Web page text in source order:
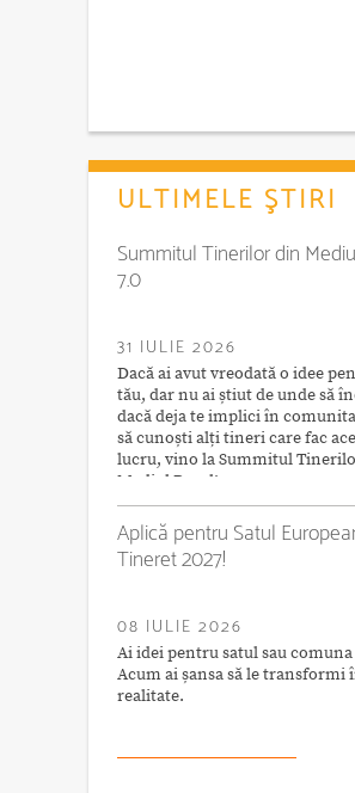
ULTIMELE ŞTIRI
Summitul Tinerilor din
7.0
31 IULIE 2026
Dacă ai avut vreodată o idee
tău, dar nu ai știut de unde să
dacă deja te implici în
să cunoști alți tineri care fac
lucru, vino la Summitul
Mediul Rural!
Aplică pentru Satul
Tineret 2027!
08 IULIE 2026
Ai idei pentru satul sau comuna
Acum ai șansa să le transformi
realitate.